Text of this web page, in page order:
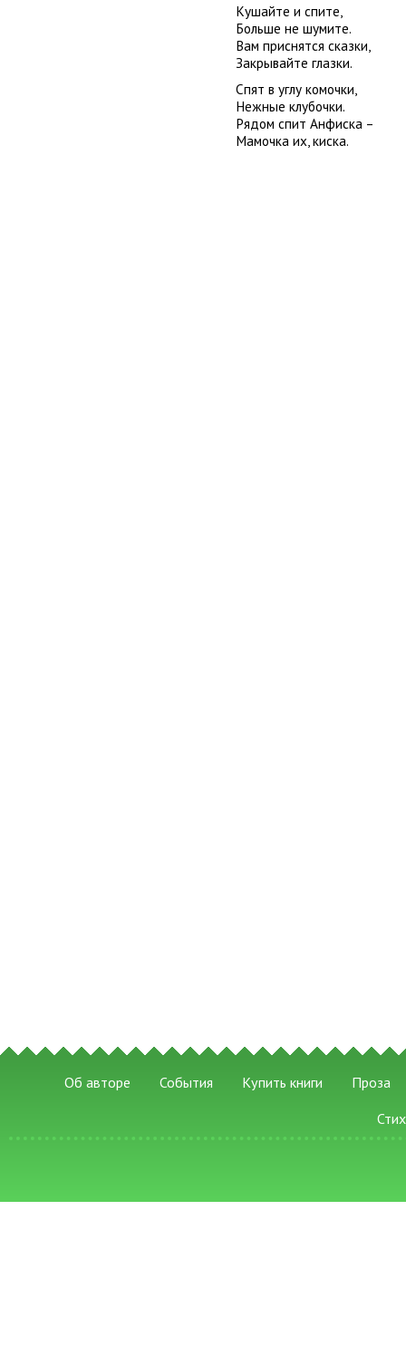
Кушайте и спите,
Больше не шумите.
Вам приснятся сказки,
Закрывайте глазки.
Спят в углу комочки,
Нежные клубочки.
Рядом спит Анфиска –
Мамочка их, киска.
Об авторе События Купить книги
Проза